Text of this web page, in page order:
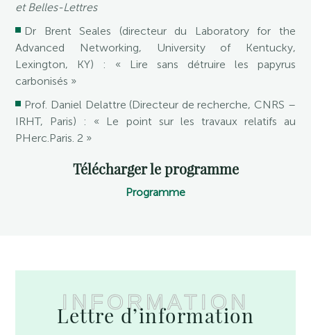
et Belles-Lettres
Dr Brent Seales (directeur du Laboratory for the
Advanced Networking, University of Kentucky,
Lexington, KY) : « Lire sans détruire les papyrus
carbonisés »
Prof. Daniel Delattre (Directeur de recherche, CNRS –
IRHT, Paris) : « Le point sur les travaux relatifs au
PHerc.Paris. 2 »
Télécharger le programme
Programme
INFORMATION
Lettre d’information